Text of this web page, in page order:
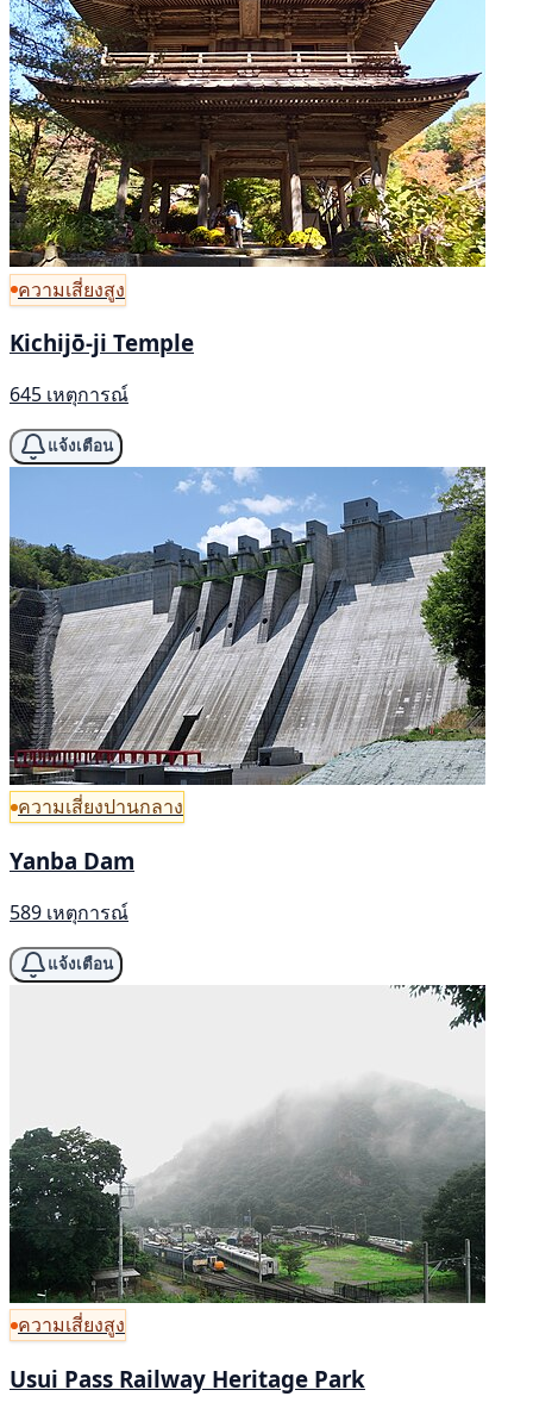
ความเสี่ยงสูง
Kichijō-ji Temple
645 เหตุการณ์
แจ้งเตือน
ความเสี่ยงปานกลาง
Yanba Dam
589 เหตุการณ์
แจ้งเตือน
ความเสี่ยงสูง
Usui Pass Railway Heritage Park